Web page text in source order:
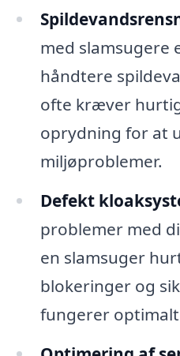
med slamsugere
håndtere
ofte kræver
oprydning for at
miljøproblemer.
Defekt
problemer med
en slamsuger
blokeringer og
fungerer